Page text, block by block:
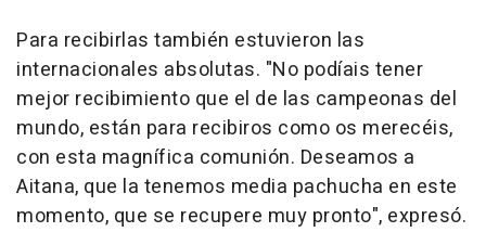
Para recibirlas también estuvieron las
internacionales absolutas. "No podíais tener
mejor recibimiento que el de las campeonas del
mundo, están para recibiros como os merecéis,
con esta magnífica comunión. Deseamos a
Aitana, que la tenemos media pachucha en este
momento, que se recupere muy pronto", expresó.